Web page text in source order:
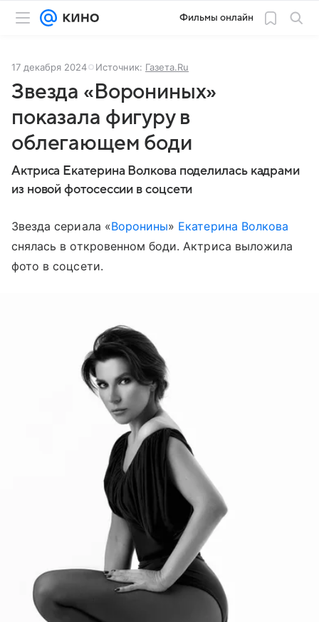
Фильмы онлайн
17 декабря 2024 Источник: Газета.Ru
Звезда «Ворониных»
показала фигуру в
облегающем боди
Актриса Екатерина Волкова поделилась кадрами
из новой фотосессии в соцсети
Звезда сериала «Воронины» Екатерина Волкова
снялась в откровенном боди. Актриса выложила
фото в соцсети.